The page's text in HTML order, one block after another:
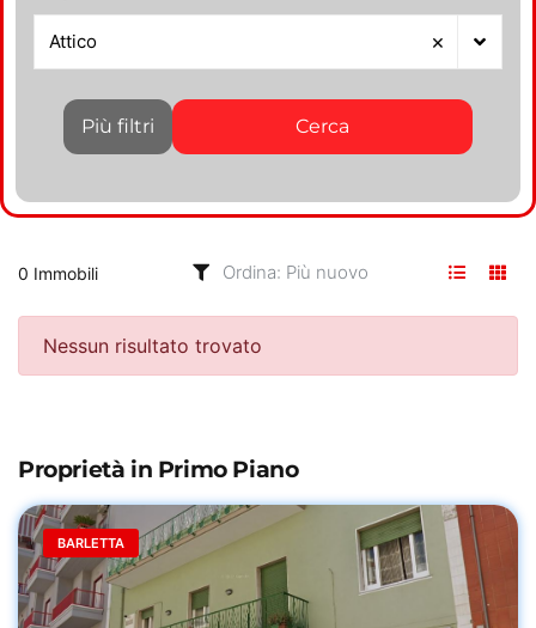
Attico ×
Più filtri Cerca
0 Immobili
Nessun risultato trovato
Proprietà in Primo Piano
BARLETTA